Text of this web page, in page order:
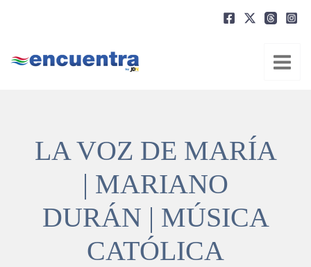
LA VOZ DE MARÍA
| MARIANO
DURÁN | MÚSICA
CATÓLICA